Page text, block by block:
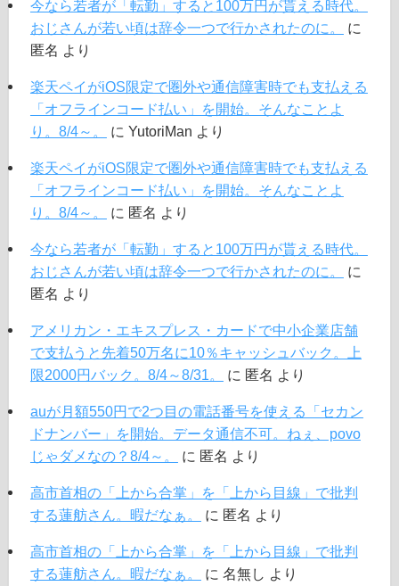
今なら若者が「転勤」すると100万円が貰える時代。
おじさんが若い頃は辞令一つで行かされたのに。
に
匿名 より
楽天ペイがiOS限定で圏外や通信障害時でも支払える
「オフラインコード払い」を開始。そんなことよ
り。8/4～。
に YutoriMan より
楽天ペイがiOS限定で圏外や通信障害時でも支払える
「オフラインコード払い」を開始。そんなことよ
り。8/4～。
に 匿名 より
今なら若者が「転勤」すると100万円が貰える時代。
おじさんが若い頃は辞令一つで行かされたのに。
に
匿名 より
アメリカン・エキスプレス・カードで中小企業店舗
で支払うと先着50万名に10％キャッシュバック。上
限2000円バック。8/4～8/31。
に 匿名 より
auが月額550円で2つ目の電話番号を使える「セカン
ドナンバー」を開始。データ通信不可。ねぇ、povo
じゃダメなの？8/4～。
に 匿名 より
高市首相の「上から合掌」を「上から目線」で批判
する蓮舫さん。暇だなぁ。
に 匿名 より
高市首相の「上から合掌」を「上から目線」で批判
する蓮舫さん。暇だなぁ。
に 名無し より